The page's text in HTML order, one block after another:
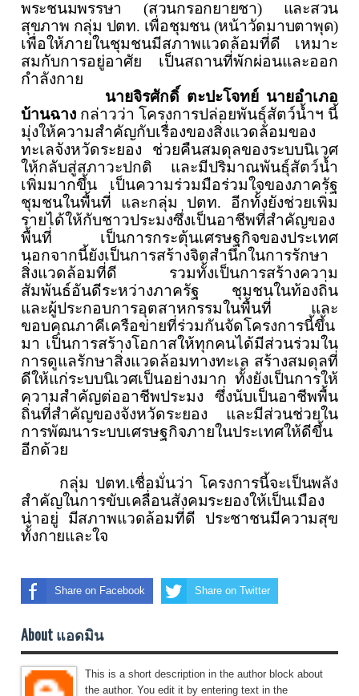
พระชนมพรรษา (สวนกรอกยายชา) และสวน
สุขภาพ กลุ่ม ปตท. เพื่อชุมชน (หน้าวัดมาบตาพุด)
เพื่อให้ภายในชุมชนมีสภาพแวดล้อมที่ดี เหมาะ
สมกับการอยู่อาศัย เป็นสถานที่พักผ่อนและออก
กำลังกาย
นายจิรศักดิ์ ตะปะโจทย์ นายอำเภอ
บ้านฉาง กล่าวว่า โครงการปล่อยพันธุ์สัตว์น้ำฯ นี้
มุ่งให้ความสำคัญกับเรื่องของสิ่งแวดล้อมของ
ทะเลจังหวัดระยอง ช่วยคืนสมดุลของระบบนิเวศ
ให้กลับสู่สภาวะปกติ และมีปริมาณพันธุ์สัตว์น้ำ
เพิ่มมากขึ้น เป็นความร่วมมือร่วมใจของภาครัฐ
ชุมชนในพื้นที่
และกลุ่ม ปตท. อีกทั้งยังช่วยเพิ่ม
รายได้ให้กับชาวประมงซึ่งเป็นอาชีพที่สำคัญของ
พื้นที่ เป็นการกระตุ้นเศรษฐกิจของประเทศ
นอกจากนี้ยังเป็นการสร้างจิตสำนึกในการรักษา
สิ่งแวดล้อมที่ดี
รวมทั้งเป็นการสร้างความ
สัมพันธ์อันดีระหว่างภาครัฐ
ชุมชนในท้องถิ่น
และผู้ประกอบการอุตสาหกรรมในพื้นที่ และ
ขอบคุณภาคีเครือข่ายที่ร่วมกันจัดโครงการนี้ขึ้น
มา เป็นการสร้างโอกาสให้ทุกคนได้มีส่วนร่วมใน
การดูแลรักษาสิ่งแวดล้อมทางทะเล สร้างสมดุลที่
ดีให้แก่ระบบนิเวศเป็นอย่างมาก ทั้งยังเป็นการให้
ความสำคัญต่ออาชีพประมง ซึ่งนับเป็นอาชีพพื้น
ถิ่นที่สำคัญของจังหวัดระยอง และมีส่วนช่วยใน
การพัฒนาระบบเศรษฐกิจภายในประเทศให้ดีขึ้น
อีกด้วย
กลุ่ม ปตท.เชื่อมั่นว่า โครงการนี้จะเป็นพลัง
สำคัญในการขับเคลื่อนสังคมระยองให้เป็นเมือง
น่าอยู่ มีสภาพแวดล้อมที่ดี ประชาชนมีความสุข
ทั้งกายและใจ
Share on Facebook Share on Twitter
About แอดมิน
This is a short description in the author block about
the author. You edit it by entering text in the